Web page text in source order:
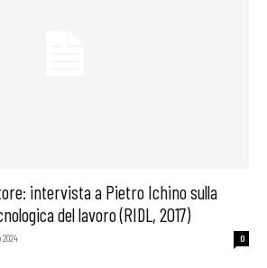
intervista a Pietro Ichino sulla
del lavoro (RIDL, 2017)
2024 0